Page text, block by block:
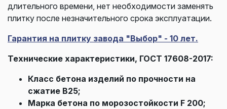
длительного времени, нет необходимости заменять
плитку после незначительного срока эксплуатации.
Гарантия на плитку завода "Выбор" - 10 лет.
Технические характеристики, ГОСТ 17608-2017:
Класс бетона изделий по прочности на
сжатие В25;
Марка бетона по морозостойкости F 200;